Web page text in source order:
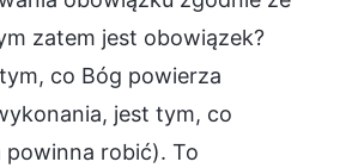
zatem jest obowiązek?
co Bóg powierza
jest tym, co
robić). To